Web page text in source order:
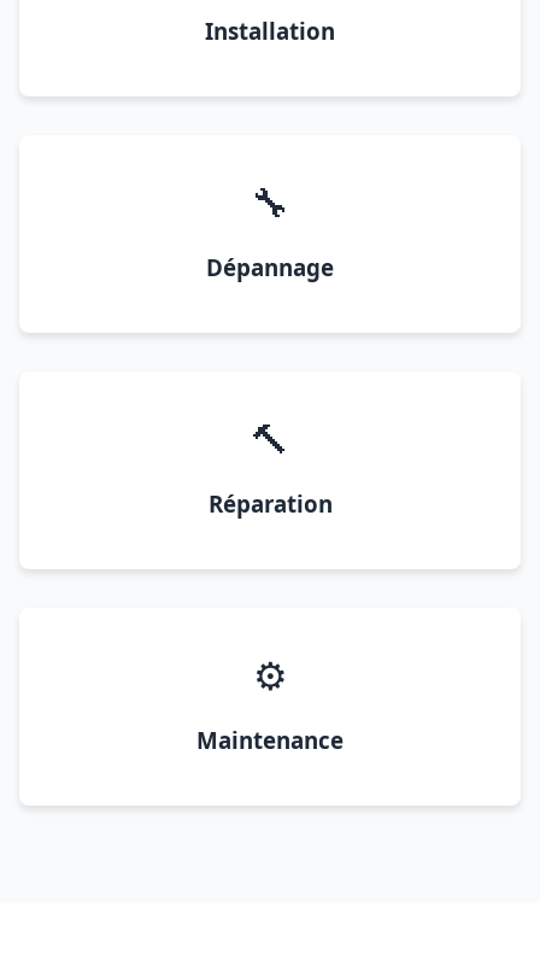
Installation
🔧
Dépannage
🔨
Réparation
⚙️
Maintenance